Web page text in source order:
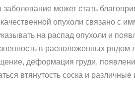
может стать
опухоли связано с
на распад опухоли и
в расположенных
деформация груди,
втянутость соска и